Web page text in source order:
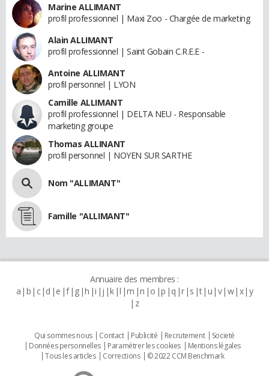
Marine ALLIMANT
profil professionnel | Maxi Zoo - Chargée de marketing
Alain ALLIMANT
profil professionnel | Saint Gobain C.R.E.E -
Antoine ALLIMANT
profil personnel | LYON
Camille ALLIMANT
profil professionnel | DELTA NEU - Responsable
marketing groupe
Thomas ALLINANT
profil personnel | NOYEN SUR SARTHE
Nom "ALLIMANT"
Famille "ALLIMANT"
Annuaire des membres :
a b c d e f g h i j k l m n o p q r s t u v w x y
z
Qui sommes nous Contact Publicité Recrutement
Societé
Données personnelles
Paramétrer les cookies
Mentions légales
Tous les articles
Corrections © 2022 CCM Benchmark